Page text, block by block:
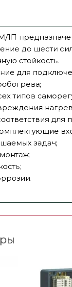
1П
до шести
стойкость.
для
типов
задач;